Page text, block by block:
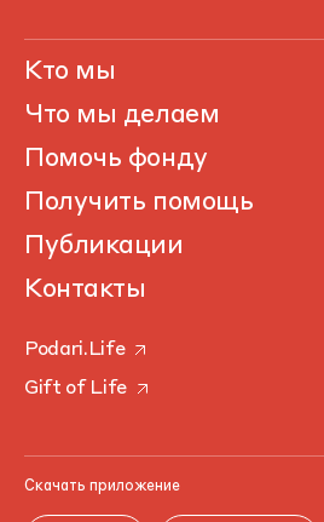
Кто мы
Что мы делаем
Помочь фонду
Получить помощь
Публикации
Контакты
Podari.Life
Gift of Life
Скачать приложение